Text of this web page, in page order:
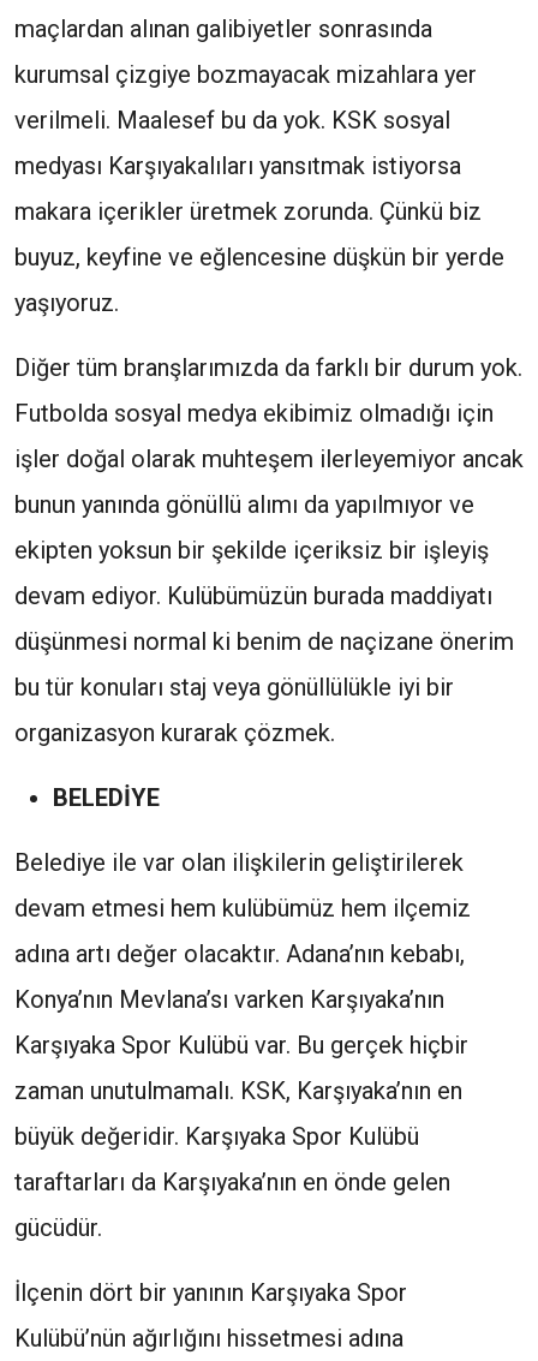
maçlardan alınan galibiyetler sonrasında
kurumsal çizgiye bozmayacak mizahlara yer
verilmeli. Maalesef bu da yok. KSK sosyal
medyası Karşıyakalıları yansıtmak istiyorsa
makara içerikler üretmek zorunda. Çünkü biz
buyuz, keyfine ve eğlencesine düşkün bir yerde
yaşıyoruz.
Diğer tüm branşlarımızda da farklı bir durum yok.
Futbolda sosyal medya ekibimiz olmadığı için
işler doğal olarak muhteşem ilerleyemiyor ancak
bunun yanında gönüllü alımı da yapılmıyor ve
ekipten yoksun bir şekilde içeriksiz bir işleyiş
devam ediyor. Kulübümüzün burada maddiyatı
düşünmesi normal ki benim de naçizane önerim
bu tür konuları staj veya gönüllülükle iyi bir
organizasyon kurarak çözmek.
BELEDİYE
Belediye ile var olan ilişkilerin geliştirilerek
devam etmesi hem kulübümüz hem ilçemiz
adına artı değer olacaktır. Adana’nın kebabı,
Konya’nın Mevlana’sı varken Karşıyaka’nın
Karşıyaka Spor Kulübü var. Bu gerçek hiçbir
zaman unutulmamalı. KSK, Karşıyaka’nın en
büyük değeridir. Karşıyaka Spor Kulübü
taraftarları da Karşıyaka’nın en önde gelen
gücüdür.
İlçenin dört bir yanının Karşıyaka Spor
Kulübü’nün ağırlığını hissetmesi adına